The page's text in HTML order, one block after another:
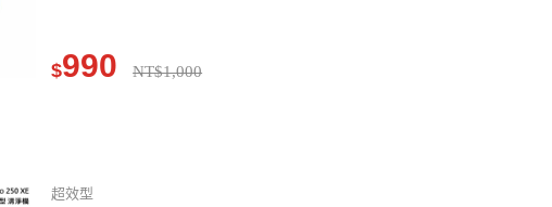
$990 NT$1,000
超效型